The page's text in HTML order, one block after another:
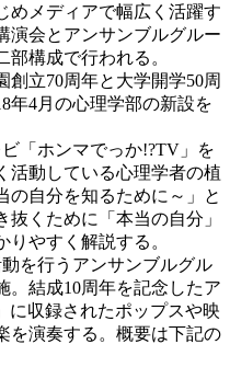
めメディアで幅広く活躍す
演会とアンサンブルグルー
構成で行われる。
立70周年と大学開学50周
年4月の心理学部の新設を
「ホンマでっか!?TV」を
活動している心理学者の植
の自分を知るために～」と
くために「本当の自分」
やすく解説する。
を行うアンサンブルグル
。結成10周年を記念したア
に収録されたポップスや映
を演奏する。概要は下記の